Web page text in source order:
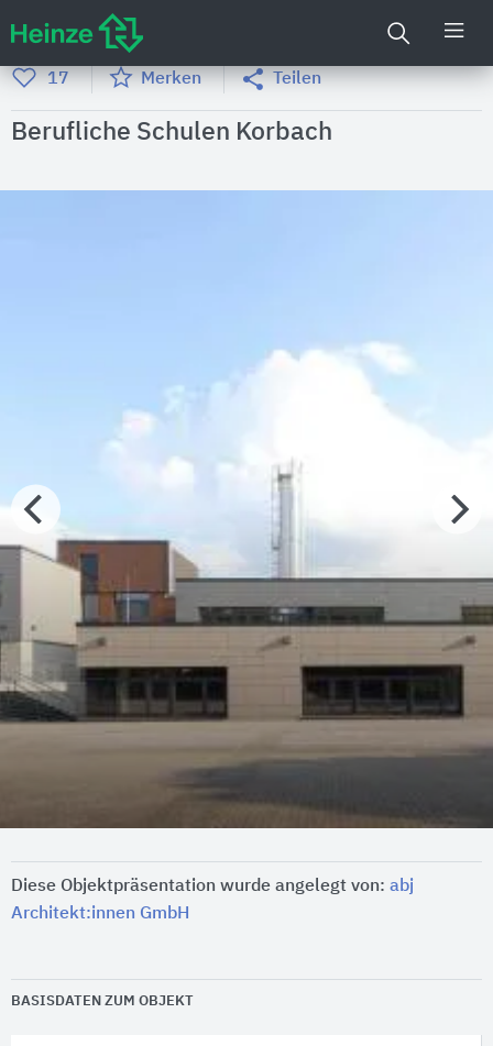
17 Merken Teilen
Berufliche Schulen Korbach
Diese Objektpräsentation wurde angelegt von: abj
Architekt:innen GmbH
BASISDATEN ZUM OBJEKT